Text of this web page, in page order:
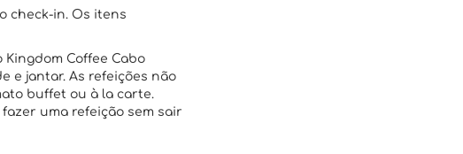
check-in. Os itens
Coffee Cabo
e jantar. As refeições não
buffet ou à la carte.
uma refeição sem sair